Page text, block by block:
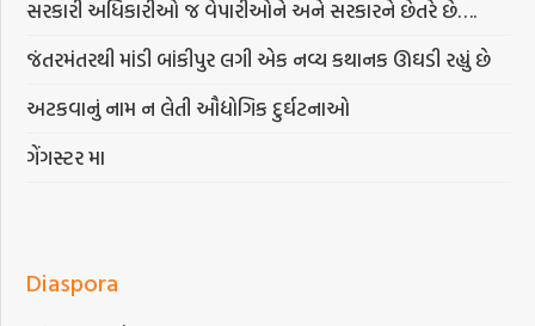
સરકારી અધિકારીઓ જ વેપારીઓને અને સરકારને છેતરે છે….
જંતરમંતરથી માંડી બાંકીપુર લગી એક નવ્ય કથાનક ઊઘડી રહ્યું છે
અટકવાનું નામ ન લેતી ઔદ્યોગિક દુર્ઘટનાઓ
ગેંગસ્ટર મા
Diaspora